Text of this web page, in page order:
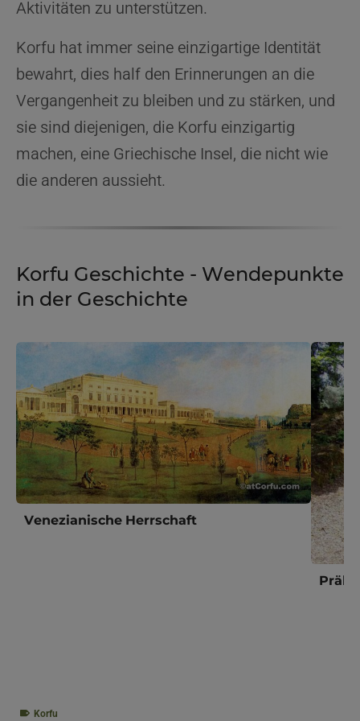
Aktivitäten zu unterstützen.
Korfu hat immer seine einzigartige Identität
bewahrt, dies half den Erinnerungen an die
Vergangenheit zu bleiben und zu stärken, und
sie sind diejenigen, die Korfu einzigartig
machen, eine Griechische Insel, die nicht wie
die anderen aussieht.
Korfu Geschichte - Wendepunkte
in der Geschichte
Venezianische Herrschaft
Korfu